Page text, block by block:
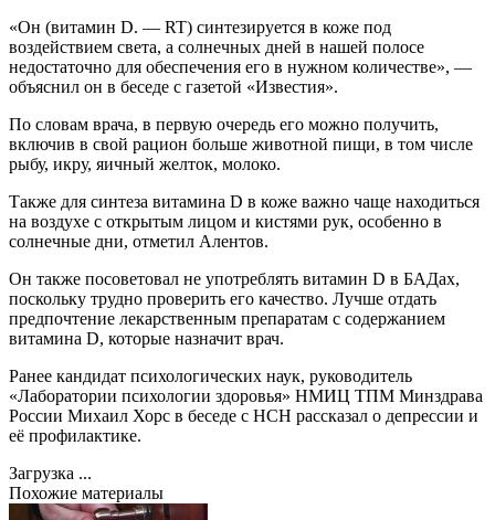
«Он (витамин D. — RT) синтезируется в коже под
воздействием света, а солнечных дней в нашей полосе
недостаточно для обеспечения его в нужном количестве», —
объяснил он в беседе с газетой «Известия».
По словам врача, в первую очередь его можно получить,
включив в свой рацион больше животной пищи, в том числе
рыбу, икру, яичный желток, молоко.
Также для синтеза витамина D в коже важно чаще находиться
на воздухе с открытым лицом и кистями рук, особенно в
солнечные дни, отметил Алентов.
Он также посоветовал не употреблять витамин D в БАДах,
поскольку трудно проверить его качество. Лучше отдать
предпочтение лекарственным препаратам с содержанием
витамина D, которые назначит врач.
Ранее кандидат психологических наук, руководитель
«Лаборатории психологии здоровья» НМИЦ ТПМ Минздрава
России Михаил Хорс в беседе с НСН рассказал о депрессии и
её профилактике.
Загрузка ...
Похожие материалы